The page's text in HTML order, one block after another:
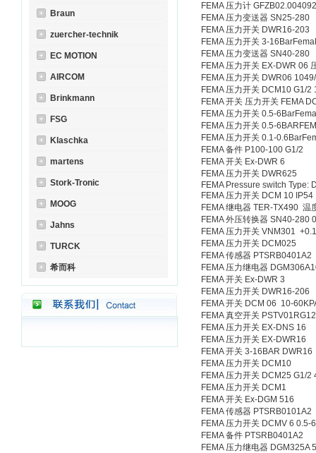
Braun
zuercher-technik
EC MOTION
AIRCOM
Brinkmann
FSG
Klaschka
martens
Stork-Tronic
MOOG
Jahns
TURCK
希而科
FEMA 压力计 GFZB02.004092
FEMA 压力变送器 SN25-280
FEMA 压力开关 DWR16-
FEMA 压力开关 3-
FEMA 压力变送器 SN40-280
FEMA 压力开关 EX-DWR 06
FEMA 压力开关 DWR06
FEMA 压力开关 DCM10 G1/2
FEMA 开关 压力开关 FEMA
FEMA 压力开关 0.5-
FEMA 压力开关 0.5-
FEMA 压力开关 0.1-
FEMA 备件 P100-100 G1/2
FEMA 开关 Ex-DWR 6
FEMA 压力开关 DWR625
FEMA Pressure switch Type:
FEMA 压力开关 DCM 10 IP54
FEMA 继电器 TER-TX490 温
FEMA 外压转换器 SN40-280
FEMA 压力开关 VNM301
FEMA 压力开关 DCM025
FEMA 传感器 PTSRB0401A2
FEMA 压力继电器
FEMA 开关 Ex-DWR 3
FEMA 压力开关 DWR16-206
FEMA 开关 DCM 06 10-
FEMA 真空开关
FEMA 压力开关 EX-DNS 16
FEMA 压力开关 EX-DWR16
FEMA 开关 3-16BAR DWR16
FEMA 压力开关 DCM10
FEMA 压力开关 DCM25 G1/2
FEMA 压力开关 DCM1
FEMA 开关 Ex-DGM 516
FEMA 传感器 PTSRB0101A2
FEMA 压力开关 DCMV 6 0.5-
FEMA 备件 PTSRB0401A2
FEMA 压力继电器 DGM325A